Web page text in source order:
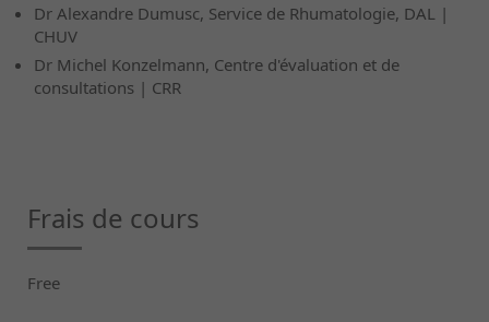
Dr Alexandre Dumusc, Service de Rhumatologie, DAL |
CHUV
Dr Michel Konzelmann, Centre d'évaluation et de
consultations | CRR
Frais de cours
Free